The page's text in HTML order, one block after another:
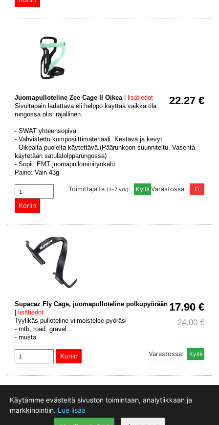
Käytämme evästeitä sivuston toimintaan, analytiikkaan ja
markkinointiin. Lue lisää
22.27 €
Juomapulloteline Zee Cage II Oikea|
lisätiedot
Sivultapäin ladattava eli helppo käyttää vaikka tila
rungossa olisi rajallinen.
- SWAT yhteensopiva
- Vahvistettu komposiittimateriaali. Kestävä ja kevyt
- Oikealta puolelta käytettävä.(Päärunkoon suunniteltu. Vasenta
käytetään satulatolpparungossa)
- Sopii: EMT juomapullominityökalu
Paino: Vain 43g
Varastossa:
Toimittajalta (3-7 vrk):
17.90 €
24.00 €
Supacaz Fly Cage, juomapulloteline polkupyörään
| lisätiedot
Tyylikäs pulloteline viimeistelee pyöräsi
- mtb, road, gravel...
- musta
Varastossa:
Motokeidas Oy, Taninkatu 11 ovi 35, 33400 Tampere, Finland
0207940400 Webshop 0207940403